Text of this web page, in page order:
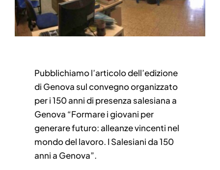
Pubblichiamo l’articolo dell’edizione
di Genova sul convegno organizzato
per i 150 anni di presenza salesiana a
Genova “Formare i giovani per
generare futuro: alleanze vincenti nel
mondo del lavoro. I Salesiani da 150
anni a Genova”.